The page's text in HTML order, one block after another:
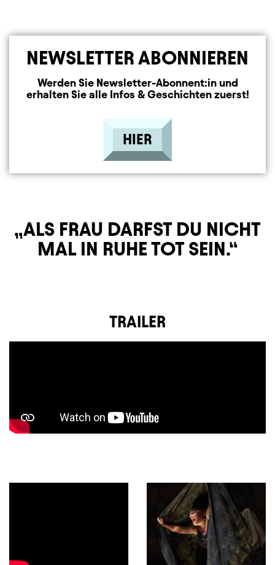
NEWSLETTER ABONNIEREN
Werden Sie Newsletter-Abonnent:in und
erhalten Sie alle Infos & Geschichten zuerst!
HIER
ALS FRAU DARFST DU NICHT
MAL IN RUHE TOT SEIN.
TRAILER